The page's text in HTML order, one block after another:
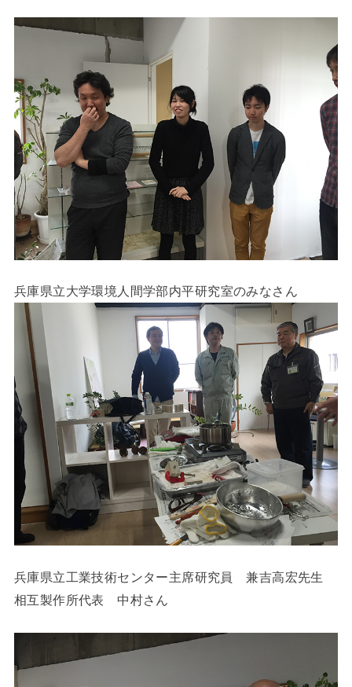
兵庫県立大学環境人間学部内平研究室のみなさん
兵庫県立工業技術センター主席研究員 兼吉高宏先生
相互製作所代表 中村さん